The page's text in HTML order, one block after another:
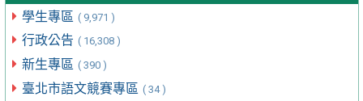
學生專區 ( 9,971 )
行政公告 ( 16,308 )
新生專區 ( 390 )
臺北市語文競賽專區 ( 34 )